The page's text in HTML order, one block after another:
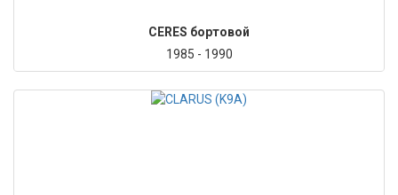
CERES бортовой
1985 - 1990